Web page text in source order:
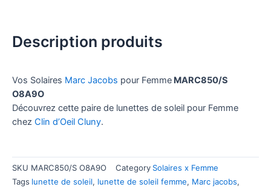
Description produits
Vos Solaires Marc Jacobs pour Femme MARC850/S
O8A9O
Découvrez cette paire de lunettes de soleil pour Femme
chez Clin d’Oeil Cluny.
SKU MARC850/S O8A9O Category Solaires x Femme
Tags lunette de soleil, lunette de soleil femme, Marc jacobs,